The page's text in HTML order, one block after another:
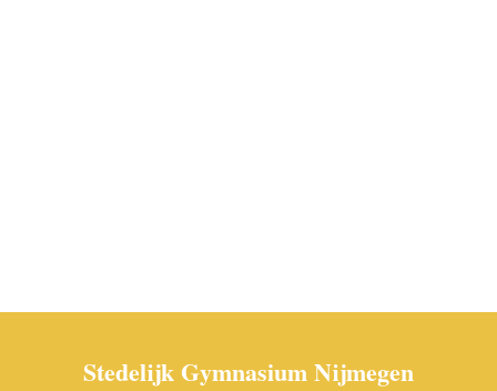
Stedelijk Gymnasium Nijmegen